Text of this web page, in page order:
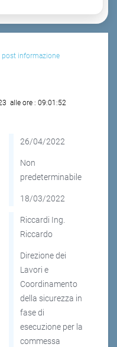
post informazione
alle ore : 09:01:52
26/04/2022
Non
predeterminabile
18/03/2022
Riccardi Ing.
Riccardo
Direzione dei
Lavori e
Coordinamento
della sicurezza in
fase di
esecuzione per la
commessa